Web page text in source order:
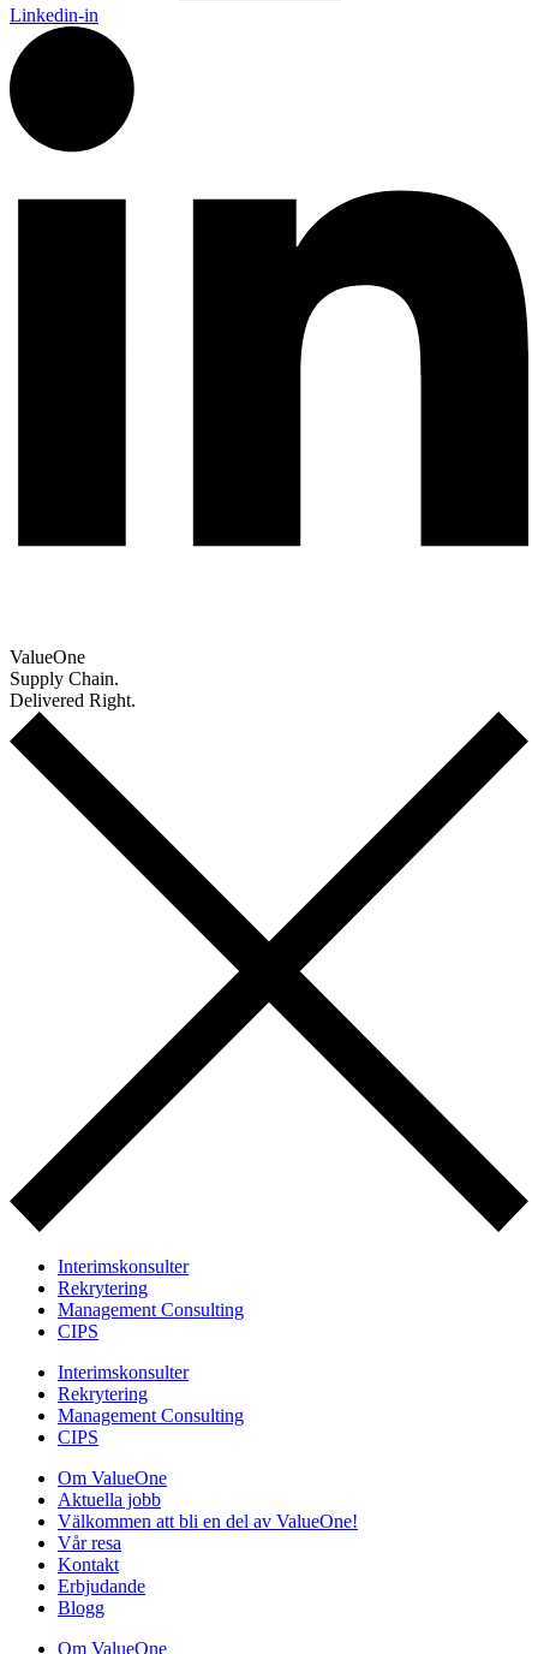
Linkedin-in
ValueOne
Supply Chain.
Delivered Right.
Interimskonsulter
Rekrytering
Management Consulting
CIPS
Interimskonsulter
Rekrytering
Management Consulting
CIPS
Om ValueOne
Aktuella jobb
Välkommen att bli en del av ValueOne!
Vår resa
Kontakt
Erbjudande
Blogg
Om ValueOne